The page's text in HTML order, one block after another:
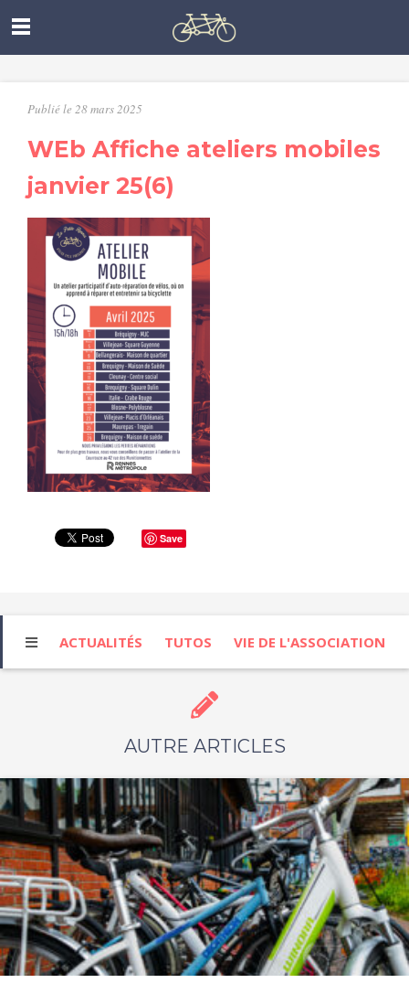
Publié le 28 mars 2025
WEb Affiche ateliers mobiles
janvier 25(6)
Save
ACTUALITÉS TUTOS VIE DE L'ASSOCIATION
AUTRE ARTICLES